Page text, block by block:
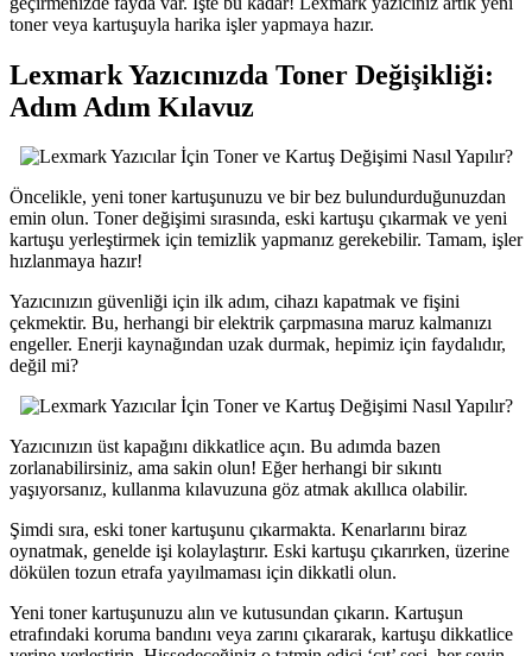
toner veya kartuşuyla harika işler yapmaya hazır.
Lexmark Yazıcınızda Toner Değişikliği:
Adım Adım Kılavuz
Öncelikle, yeni toner kartuşunuzu ve bir bez bulundurduğunuzdan
emin olun. Toner değişimi sırasında, eski kartuşu çıkarmak ve yeni
kartuşu yerleştirmek için temizlik yapmanız gerekebilir. Tamam, işler
hızlanmaya hazır!
Yazıcınızın güvenliği için ilk adım, cihazı kapatmak ve fişini
çekmektir. Bu, herhangi bir elektrik çarpmasına maruz kalmanızı
engeller. Enerji kaynağından uzak durmak, hepimiz için faydalıdır,
değil mi?
Yazıcınızın üst kapağını dikkatlice açın. Bu adımda bazen
zorlanabilirsiniz, ama sakin olun! Eğer herhangi bir sıkıntı
yaşıyorsanız, kullanma kılavuzuna göz atmak akıllıca olabilir.
Şimdi sıra, eski toner kartuşunu çıkarmakta. Kenarlarını biraz
oynatmak, genelde işi kolaylaştırır. Eski kartuşu çıkarırken, üzerine
dökülen tozun etrafa yayılmaması için dikkatli olun.
Yeni toner kartuşunuzu alın ve kutusundan çıkarın. Kartuşun
etrafındaki koruma bandını veya zarını çıkararak, kartuşu dikkatlice